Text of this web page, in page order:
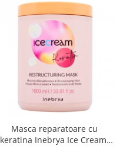
Masca reparatoare cu
keratina Inebrya Ice Cream,